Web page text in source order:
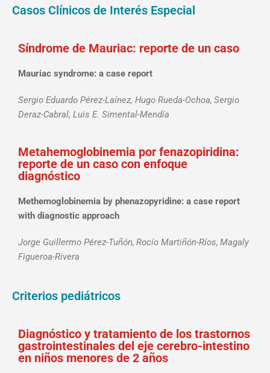
Casos Clínicos de Interés Especial
Síndrome de Mauriac: reporte de un caso
Mauriac syndrome: a case report
Sergio Eduardo Pérez-Laínez, Hugo Rueda-Ochoa, Sergio
Deraz-Cabral, Luis E. Simental-Mendía
Metahemoglobinemia por fenazopiridina:
reporte de un caso con enfoque
diagnóstico
Methemoglobinemia by phenazopyridine: a case report
with diagnostic approach
Jorge Guillermo Pérez-Tuñón, Rocío Martiñón-Ríos, Magaly
Figueroa-Rivera
Criterios pediátricos
Diagnóstico y tratamiento de los trastornos
gastrointestinales del eje cerebro-intestino
en niños menores de 2 años